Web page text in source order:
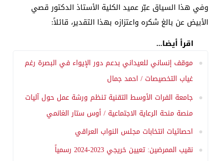
وفي هذا السياق عبّر عميد الكلية الأستاذ الدكتور قصي
الأبيض عن بالغ شكره واعتزازه بهذا التقدير، قائلاً:
اقرأ أيضا...
موقف إنساني للعیداني بدعم دور الإيواء في البصرة رغم
غياب التخصيصات / احمد جمال
جامعة الفرات الأوسط التقنية تنظم ورشة عمل حول آليات
منصة منحة الرعاية الاجتماعية / أوس ستار الغانمي
احصائيات انتخابات مجلس النواب العراقي
نقيب الممرضين: تعيين خريجي 2023-2024 رسمياً